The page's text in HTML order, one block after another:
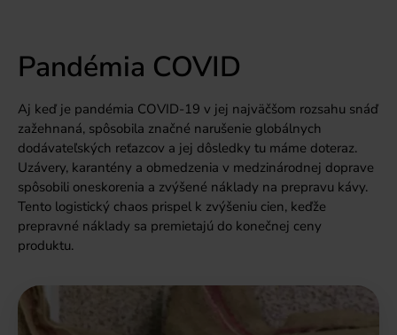
Pandémia COVID
Aj keď je pandémia COVID-19 v jej najväčšom rozsahu snáď
zažehnaná, spôsobila značné narušenie globálnych
dodávateľských reťazcov a jej dôsledky tu máme doteraz.
Uzávery, karantény a obmedzenia v medzinárodnej doprave
spôsobili oneskorenia a zvýšené náklady na prepravu kávy.
Tento logistický chaos prispel k zvýšeniu cien, keďže
prepravné náklady sa premietajú do konečnej ceny
produktu.